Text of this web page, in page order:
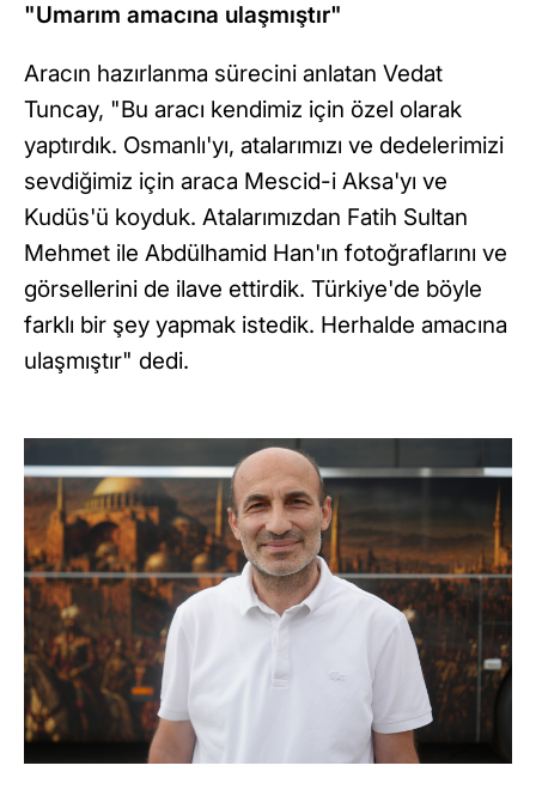
"Umarım amacına ulaşmıştır"
Aracın hazırlanma sürecini anlatan Vedat
Tuncay, "Bu aracı kendimiz için özel olarak
yaptırdık. Osmanlı'yı, atalarımızı ve dedelerimizi
sevdiğimiz için araca Mescid-i Aksa'yı ve
Kudüs'ü koyduk. Atalarımızdan Fatih Sultan
Mehmet ile Abdülhamid Han'ın fotoğraflarını ve
görsellerini de ilave ettirdik. Türkiye'de böyle
farklı bir şey yapmak istedik. Herhalde amacına
ulaşmıştır" dedi.